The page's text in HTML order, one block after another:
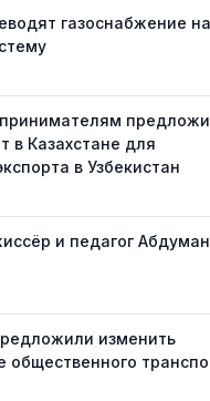
газоснабжение на
в Казахстане для
в Узбекистан
и педагог
изменить
общественного